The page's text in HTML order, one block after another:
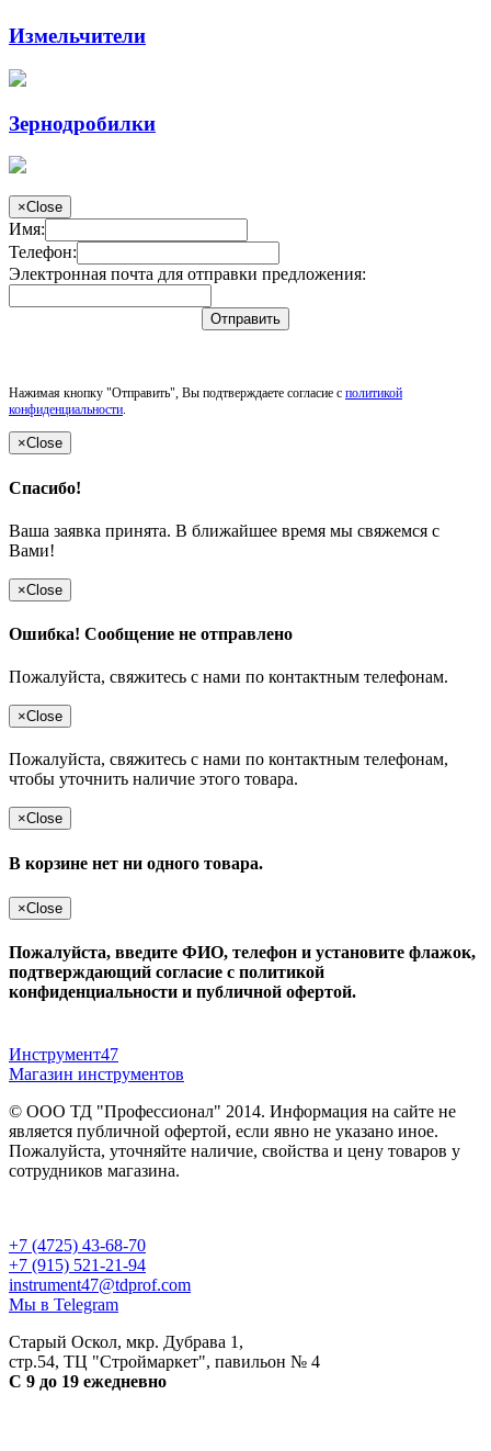
Измельчители
Зернодробилки
×Close
Имя:
Телефон:
Электронная почта для отправки предложения:
Отправить
Нажимая кнопку "Отправить", Вы подтверждаете согласие с политикой
конфиденциальности.
×Close
Спасибо!
Ваша заявка принята. В ближайшее время мы свяжемся с
Вами!
×Close
Ошибка! Сообщение не отправлено
Пожалуйста, свяжитесь с нами по контактным телефонам.
×Close
Пожалуйста, свяжитесь с нами по контактным телефонам,
чтобы уточнить наличие этого товара.
×Close
В корзине нет ни одного товара.
×Close
Пожалуйста, введите ФИО, телефон и установите флажок,
подтверждающий согласие с политикой
конфиденциальности и публичной офертой.
Инструмент47
Магазин инструментов
© ООО ТД "Профессионал" 2014. Информация на сайте не
является публичной офертой, если явно не указано иное.
Пожалуйста, уточняйте наличие, свойства и цену товаров у
сотрудников магазина.
+7 (4725) 43-68-70
+7 (915) 521-21-94
instrument47@tdprof.com
Мы в Telegram
Старый Оскол, мкр. Дубрава 1,
стр.54, ТЦ "Строймаркет", павильон № 4
С 9 до 19 ежедневно